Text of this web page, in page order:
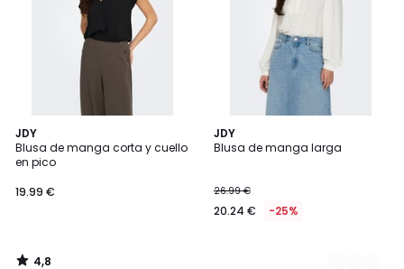
JDY
Blusa de manga corta y cuello
en pico
19.99 €
4,8
/ 5
4,8
JDY
Blusa de manga larga
26.99 €
20.24 € -25%
2
Colores